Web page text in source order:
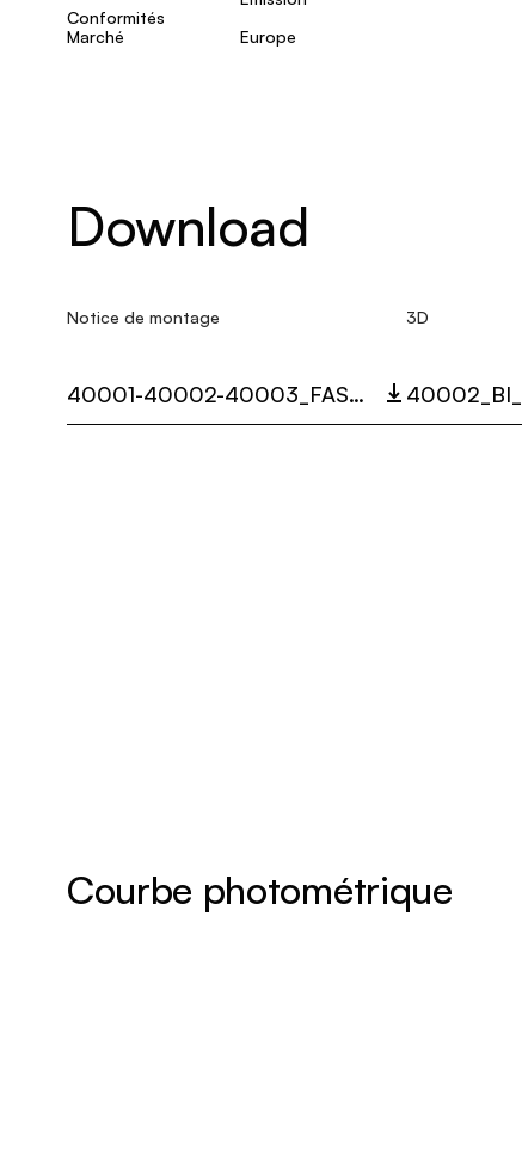
Conformités
Marché
Europe
Download
Notice de montage
40001-40002-40003_FASCE_LUNAOP_MULTI_LANGUAGE_9266.3_INST.PDF
3D
Courbe photométrique